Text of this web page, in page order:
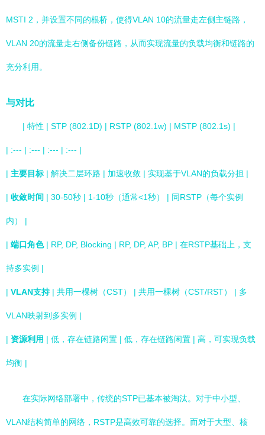
MSTI 2，并设置不同的根桥，使得VLAN 10的流量走左侧主链路，
VLAN 20的流量走右侧备份链路，从而实现流量的负载均衡和链路的
充分利用。
与对比
| 特性 | STP (802.1D) | RSTP (802.1w) | MSTP (802.1s) |
| :--- | :--- | :--- | :--- |
| 主要目标 | 解决二层环路 | 加速收敛 | 实现基于VLAN的负载分担 |
| 收敛时间 | 30-50秒 | 1-10秒（通常<1秒） | 同RSTP（每个实例
内） |
| 端口角色| RP, DP, Blocking | RP, DP, AP, BP | 在RSTP基础上，支
持多实例 |
| VLAN支持| 共用一棵树（CST） | 共用一棵树（CST/RST） | 多
VLAN映射到多实例 |
| 资源利用 | 低，存在链路闲置 | 低，存在链路闲置 | 高，可实现负载
均衡 |
在实际网络部署中，传统的STP已基本被淘汰。对于中小型、
VLAN结构简单的网络，RSTP是高效可靠的选择。而对于大型、核